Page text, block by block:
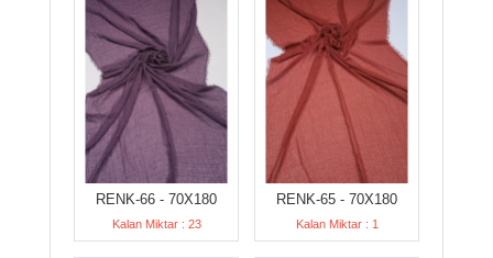
RENK-66 - 70X180
Kalan Miktar : 23
RENK-65 - 70X180
Kalan Miktar : 1